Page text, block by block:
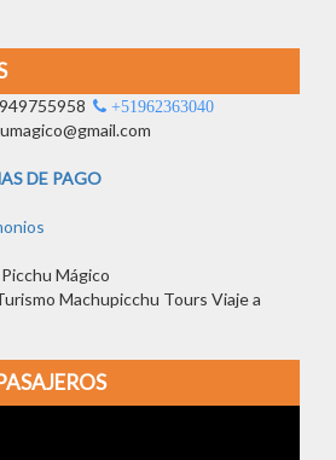
+51962363040
DE PAGO
Mágico
Machupicchu Tours Viaje a